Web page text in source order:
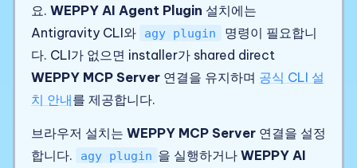
요. WEPPY AI Agent Plugin 설치에는
Antigravity CLI와
agy plugin
명령이 필요합니
다. CLI가 없으면 installer가 shared direct
WEPPY MCP Server 연결을 유지하며 공식 CLI 설
치 안내를 제공합니다.
브라우저 설치는 WEPPY MCP Server 연결을 설정
합니다.
agy plugin 을 실행하거나 WEPPY AI